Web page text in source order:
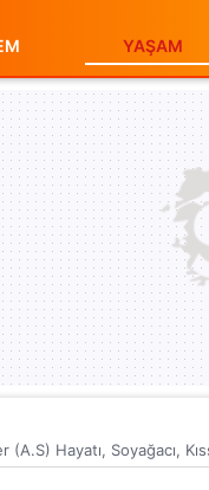
YAŞAM
Hayatı, Soyağacı,